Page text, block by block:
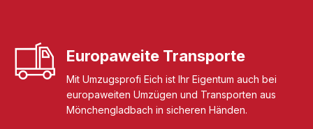
Europaweite Transporte
Mit Umzugsprofi Eich ist Ihr Eigentum auch bei
europaweiten Umzügen und Transporten aus
Mönchengladbach in sicheren Händen.